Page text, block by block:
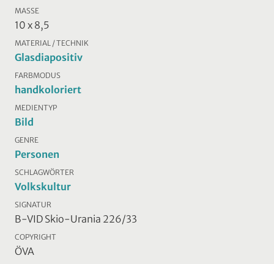
MASSE
10 x 8,5
MATERIAL / TECHNIK
Glasdiapositiv
FARBMODUS
handkoloriert
MEDIENTYP
Bild
GENRE
Personen
SCHLAGWÖRTER
Volkskultur
SIGNATUR
B-VID Skio-Urania 226/33
COPYRIGHT
ÖVA